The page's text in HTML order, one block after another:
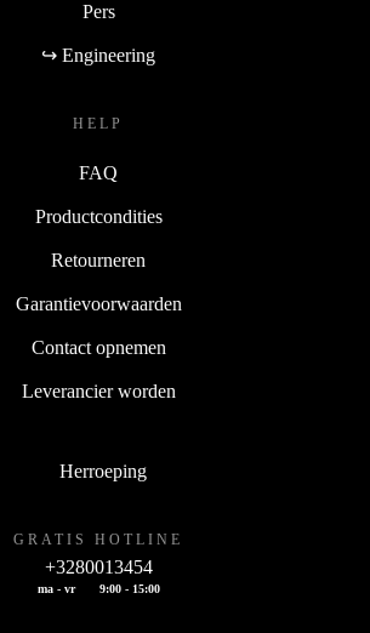
Pers
↪ Engineering
HELP
FAQ
Productcondities
Retourneren
Garantievoorwaarden
Contact opnemen
Leverancier worden
Herroeping
GRATIS HOTLINE
+3280013454
ma - vr 9:00 - 15:00